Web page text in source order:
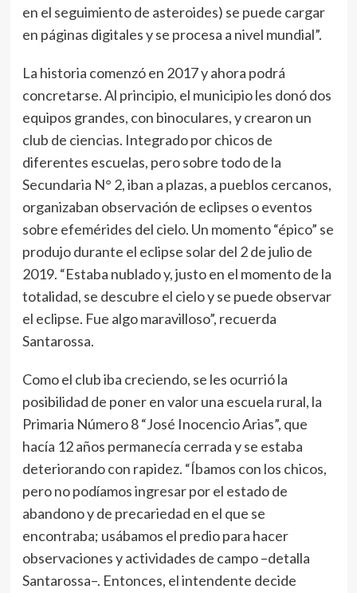
en el seguimiento de asteroides) se puede cargar
en páginas digitales y se procesa a nivel mundial”.
La historia comenzó en 2017 y ahora podrá
concretarse. Al principio, el municipio les donó dos
equipos grandes, con binoculares, y crearon un
club de ciencias. Integrado por chicos de
diferentes escuelas, pero sobre todo de la
Secundaria N° 2, iban a plazas, a pueblos cercanos,
organizaban observación de eclipses o eventos
sobre efemérides del cielo. Un momento “épico” se
produjo durante el eclipse solar del 2 de julio de
2019. “Estaba nublado y, justo en el momento de la
totalidad, se descubre el cielo y se puede observar
el eclipse. Fue algo maravilloso”, recuerda
Santarossa.
Como el club iba creciendo, se les ocurrió la
posibilidad de poner en valor una escuela rural, la
Primaria Número 8 “José Inocencio Arias”, que
hacía 12 años permanecía cerrada y se estaba
deteriorando con rapidez. “Íbamos con los chicos,
pero no podíamos ingresar por el estado de
abandono y de precariedad en el que se
encontraba; usábamos el predio para hacer
observaciones y actividades de campo –detalla
Santarossa–. Entonces, el intendente decide